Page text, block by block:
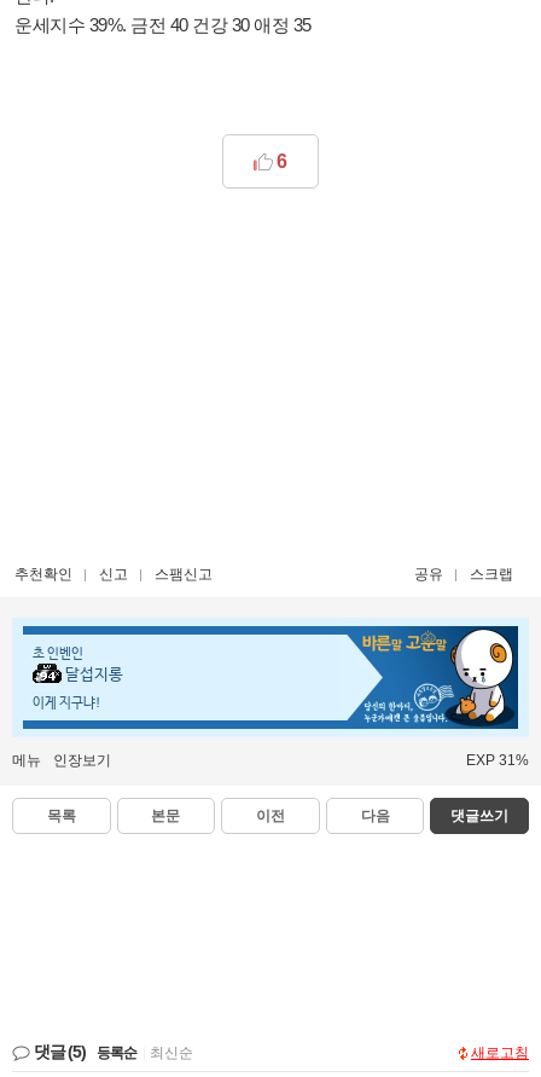
운세지수 39%. 금전 40 건강 30 애정 35
6
추천확인 신고 스팸신고 공유 스크랩
초 인벤인
달섭지롱
이게 지구냐!
메뉴 인장보기 EXP 31%
목록 본문 이전 다음 댓글쓰기
댓글(5) 등록순 최신순 새로고침